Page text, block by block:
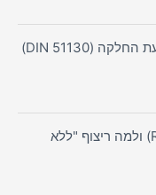
מדע החיכוך: המדריך ההנדסי לתקני מניעת החלקה (DIN 51130)
מדע החיתוך: מהו אריח מנוסר (Rectified) ולמה ריצוף "ללא